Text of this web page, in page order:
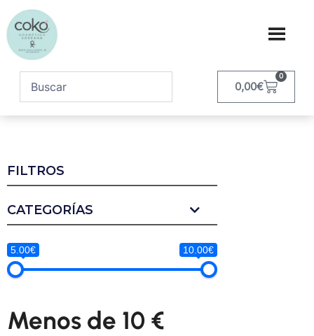
0,00€
0
FILTROS
CATEGORÍAS
5.00€ 10.00€
Menos de 10 €